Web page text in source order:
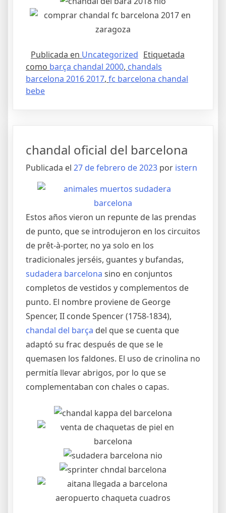
Publicada en Uncategorized Etiquetada
como barça chandal 2000, chandals
barcelona 2016 2017, fc barcelona chandal
bebe
chandal oficial del barcelona
Publicada el 27 de febrero de 2023 por istern
Estos años vieron un repunte de las prendas
de punto, que se introdujeron en los circuitos
de prêt-à-porter, no ya solo en los
tradicionales jerséis, guantes y bufandas,
sudadera barcelona sino en conjuntos
completos de vestidos y complementos de
punto. El nombre proviene de George
Spencer, II conde Spencer (1758-1834),
chandal del barça del que se cuenta que
adaptó su frac después de que se le
quemasen los faldones. El uso de crinolina no
permitía llevar abrigos, por lo que se
complementaban con chales o capas.